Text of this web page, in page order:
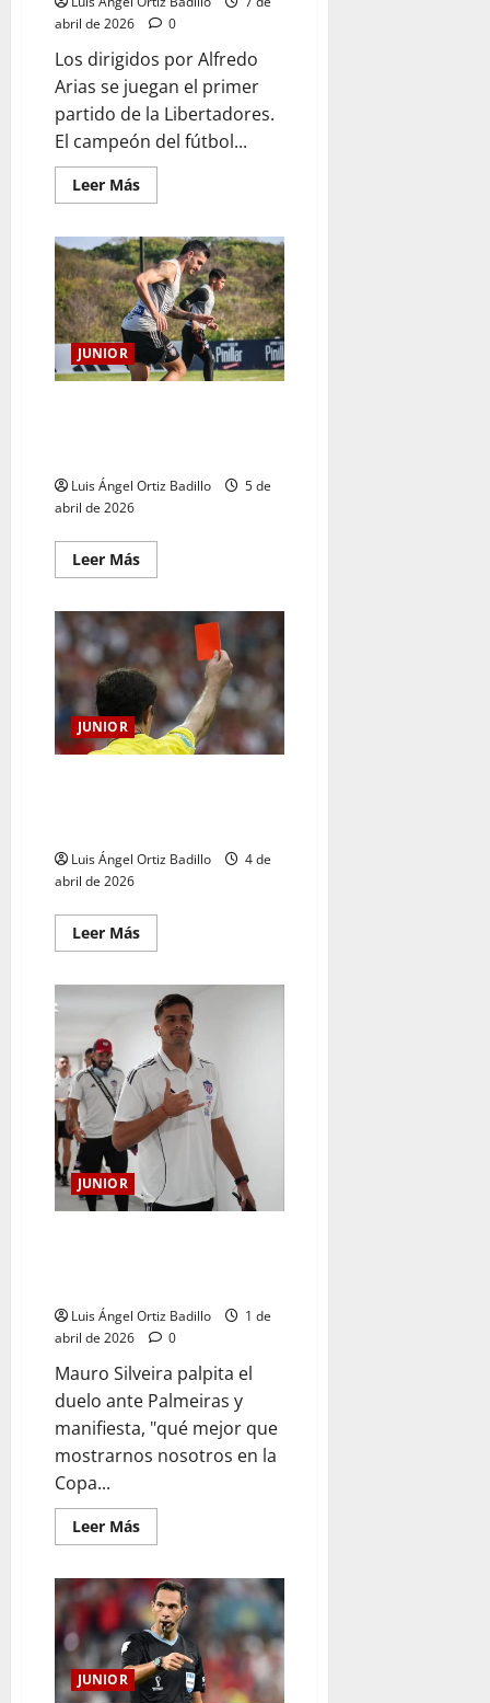
abril de 2026
0
Los dirigidos por Alfredo
Arias se juegan el primer
partido de la Libertadores.
El campeón del fútbol...
Leer Más
JUNIOR
Luis Ángel Ortiz Badillo
5 de
abril de 2026
Leer Más
JUNIOR
Luis Ángel Ortiz Badillo
4 de
abril de 2026
Leer Más
JUNIOR
Luis Ángel Ortiz Badillo
1 de
abril de 2026
0
Mauro Silveira palpita el
duelo ante Palmeiras y
manifiesta, "qué mejor que
mostrarnos nosotros en la
Copa...
Leer Más
JUNIOR